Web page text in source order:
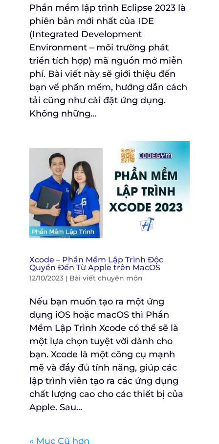
Phần mềm lập trình Eclipse 2023 là
phiên bản mới nhất của IDE
(Integrated Development
Environment – môi trường phát
triển tích hợp) mã nguồn mở miễn
phí. Bài viết này sẽ giới thiệu đến
bạn về phần mềm, hướng dẫn cách
tải cũng như cài đặt ứng dụng.
Không những...
Xcode – Phần Mềm Lập Trình Độc
Quyền Đến Từ Apple trên MacOS
12/10/2023| Bài viết chuyên môn
Nếu bạn muốn tạo ra một ứng
dụng iOS hoặc macOS thì Phần
Mềm Lập Trình Xcode có thể sẽ là
một lựa chọn tuyệt vời dành cho
bạn. Xcode là một công cụ mạnh
mẽ và đầy đủ tính năng, giúp các
lập trình viên tạo ra các ứng dụng
chất lượng cao cho các thiết bị của
Apple. Sau...
« Mục Cũ hơn